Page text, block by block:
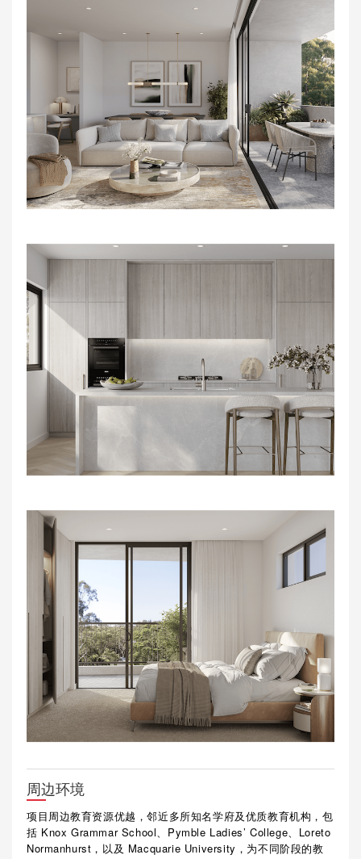
周边环境
项目周边教育资源优越，邻近多所知名学府及优质教育机构，包
括 Knox Grammar School、Pymble Ladies’ College、Loreto
Normanhurst，以及 Macquarie University，为不同阶段的教